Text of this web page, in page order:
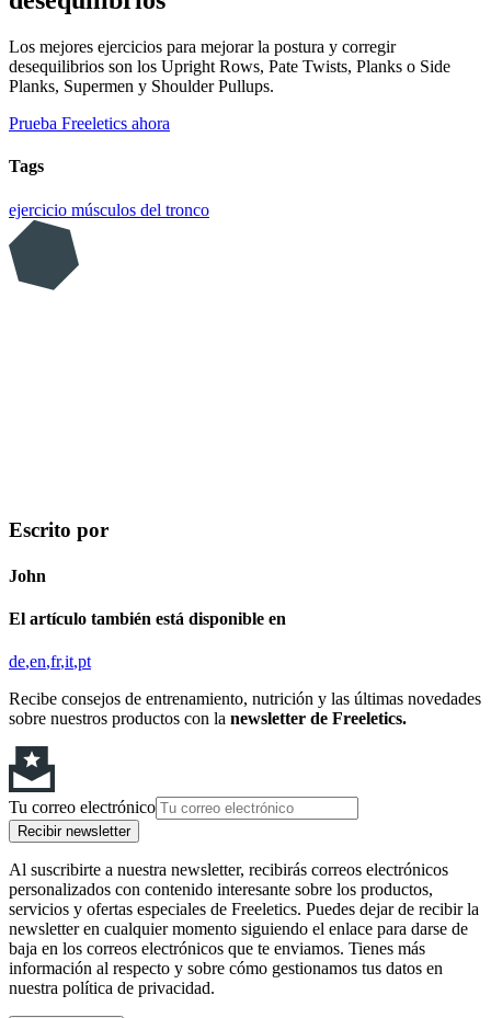
Los mejores ejercicios para mejorar la postura y corregir
desequilibrios son los Upright Rows, Pate Twists, Planks o Side
Planks, Supermen y Shoulder Pullups.
Prueba Freeletics ahora
Tags
ejercicio músculos del tronco
Escrito por
John
El artículo también está disponible en
de en fr it pt
Recibe consejos de entrenamiento, nutrición y las últimas novedades
sobre nuestros productos con la newsletter de Freeletics.
Tu correo electrónico
Recibir newsletter
Al suscribirte a nuestra newsletter, recibirás correos electrónicos
personalizados con contenido interesante sobre los productos,
servicios y ofertas especiales de Freeletics. Puedes dejar de recibir la
newsletter en cualquier momento siguiendo el enlace para darse de
baja en los correos electrónicos que te enviamos. Tienes más
información al respecto y sobre cómo gestionamos tus datos en
nuestra política de privacidad.